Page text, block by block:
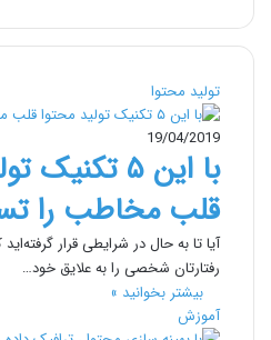
تولید محتوا
19/04/2019
با این ۵
قلب مخاطب را
آیا تا به حال در شرایطی قرار
رفتارتان شخصی را به علایق خود…
بیشتر بخوانید »
آموزش